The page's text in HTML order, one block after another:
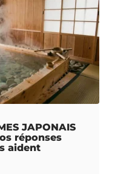
JAPONAIS
réponses
aident